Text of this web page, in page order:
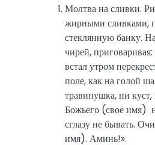
Молтва на сливки.
жирными сливками,
стеклянную банку.
чирей,
встал утром
поле, как на голой
травинушка, ни
Божьего (свое имя)
сглазу не бывать.
имя). Аминь!».